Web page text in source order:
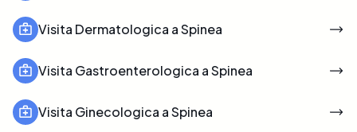
Visita Dermatologica a Spinea
Visita Gastroenterologica a Spinea
Visita Ginecologica a Spinea